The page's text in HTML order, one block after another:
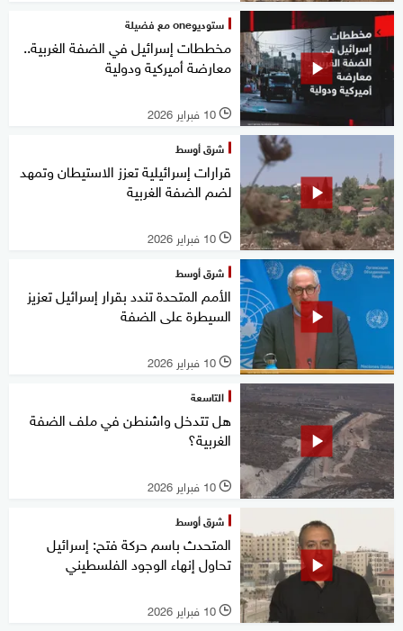
ستوديوone مع فضيلة
مخططات إسرائيل في الضفة الغربية..
معارضة أميركية ودولية
l 10 فبراير 2026
شرق أوسط
قرارات إسرائيلية تعزز الاستيطان وتمهد
لضم الضفة الغربية
l 10 فبراير 2026
شرق أوسط
الأمم المتحدة تندد بقرار إسرائيل تعزيز
السيطرة على الضفة
l 10 فبراير 2026
التاسعة
هل تتدخل واشنطن في ملف الضفة
الغربية؟
l 10 فبراير 2026
شرق أوسط
المتحدث باسم حركة فتح: إسرائيل
تحاول إنهاء الوجود الفلسطيني
l 10 فبراير 2026